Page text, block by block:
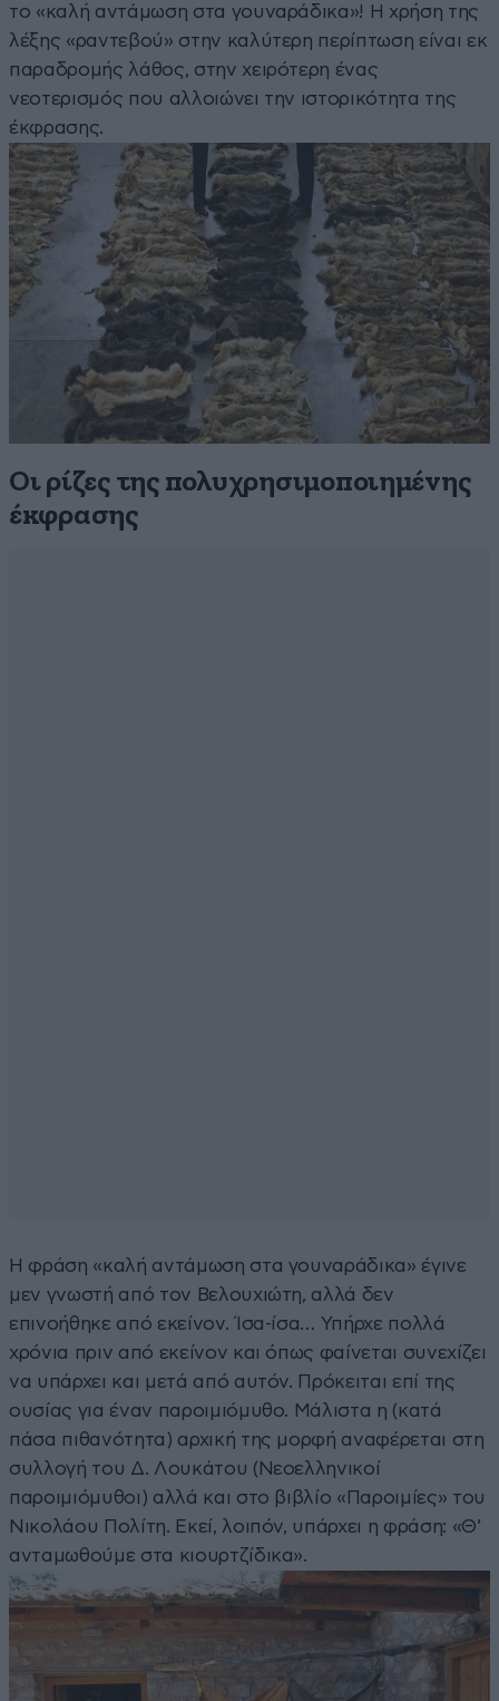
το «καλή αντάμωση στα γουναράδικα»! Η χρήση της
λέξης «ραντεβού» στην καλύτερη περίπτωση είναι εκ
παραδρομής λάθος, στην χειρότερη ένας
νεοτερισμός που αλλοιώνει την ιστορικότητα της
έκφρασης.
Οι ρίζες της πολυχρησιμοποιημένης
έκφρασης
Η φράση «καλή αντάμωση στα γουναράδικα» έγινε
μεν γνωστή από τον Βελουχιώτη, αλλά δεν
επινοήθηκε από εκείνον. Ίσα-ίσα… Υπήρχε πολλά
χρόνια πριν από εκείνον και όπως φαίνεται συνεχίζει
να υπάρχει και μετά από αυτόν. Πρόκειται επί της
ουσίας για έναν παροιμιόμυθο. Μάλιστα η (κατά
πάσα πιθανότητα) αρχική της μορφή αναφέρεται στη
συλλογή του Δ. Λουκάτου (Νεοελληνικοί
παροιμιόμυθοι) αλλά και στο βιβλίο «Παροιμίες» του
Νικολάου Πολίτη. Εκεί, λοιπόν, υπάρχει η φράση: «Θ’
ανταμωθούμε στα κιουρτζίδικα».